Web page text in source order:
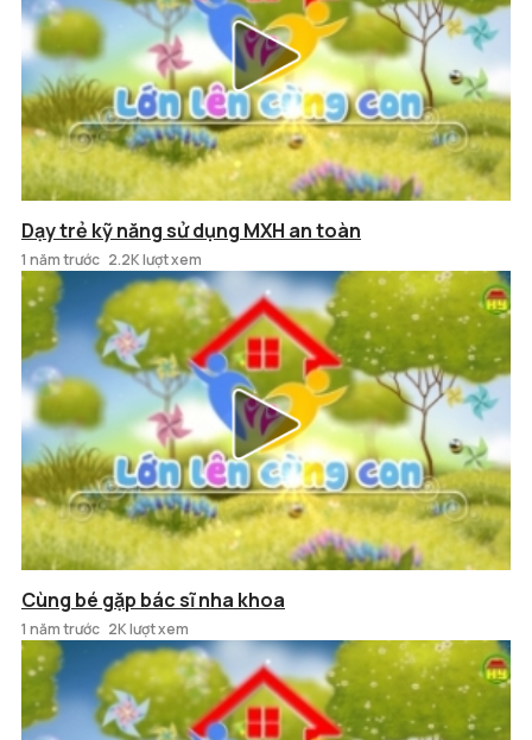
Dạy trẻ kỹ năng sử dụng MXH an toàn
1 năm trước 2.2K lượt xem
Cùng bé gặp bác sĩ nha khoa
1 năm trước 2K lượt xem